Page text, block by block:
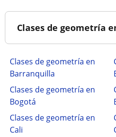
Clases de geometría
Clases de geometría en
Barranquilla
Clases de geometría en
Bogotá
Clases de geometría en
Cali